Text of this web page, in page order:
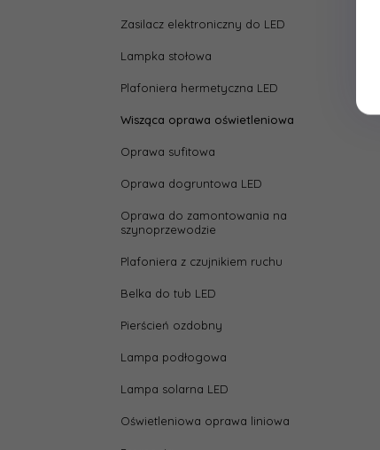
Zasilacz elektroniczny do LED
Lampka stołowa
Plafoniera hermetyczna LED
Wisząca oprawa oświetleniowa
Oprawa sufitowa
Oprawa dogruntowa LED
Oprawa do zamontowania na
szynoprzewodzie
Plafoniera z czujnikiem ruchu
Belka do tub LED
Pierścień ozdobny
Lampa podłogowa
Lampa solarna LED
Oświetleniowa oprawa liniowa